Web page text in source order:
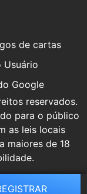
de cartas
Usuário
Google
reservados.
para o público
as leis locais
maiores de 18